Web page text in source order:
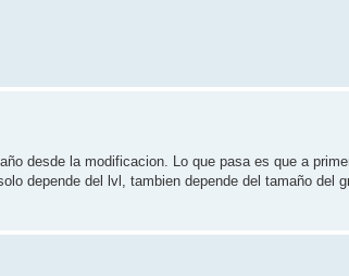
desde la modificacion. Lo que pasa es que a
depende del lvl, tambien depende del tamaño del